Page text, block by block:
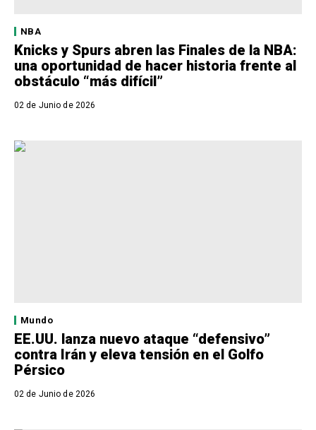
NBA
Knicks y Spurs abren las Finales de la NBA:
una oportunidad de hacer historia frente al
obstáculo “más difícil”
02 de Junio de 2026
Mundo
EE.UU. lanza nuevo ataque “defensivo”
contra Irán y eleva tensión en el Golfo
Pérsico
02 de Junio de 2026